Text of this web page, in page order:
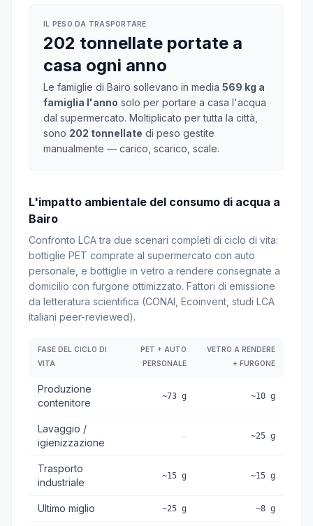
IL PESO DA TRASPORTARE
202 tonnellate portate a
casa ogni anno
Le famiglie di Bairo sollevano in media 569 kg a
famiglia l'anno solo per portare a casa l'acqua
dal supermercato. Moltiplicato per tutta la città,
sono 202 tonnellate di peso gestite
manualmente — carico, scarico, scale.
L'impatto ambientale del consumo di acqua a
Bairo
Confronto LCA tra due scenari completi di ciclo di vita:
bottiglie PET comprate al supermercato con auto
personale, e bottiglie in vetro a rendere consegnate a
domicilio con furgone ottimizzato. Fattori di emissione
da letteratura scientifica (CONAI, Ecoinvent, studi LCA
italiani peer-reviewed).
FASE DEL CICLO DI
VITA
PET + AUTO
PERSONALE
VETRO A RENDERE
+ FURGONE
Produzione
contenitore
~73 g ~10 g
Lavaggio /
igienizzazione
— ~25 g
Trasporto
industriale
~15 g ~15 g
Ultimo miglio ~25 g ~8 g